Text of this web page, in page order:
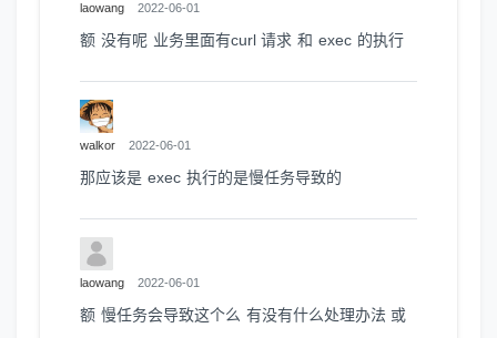
laowang 2022-06-01
额 没有呢 业务里面有curl 请求 和 exec 的执行
walkor 2022-06-01
那应该是 exec 执行的是慢任务导致的
laowang 2022-06-01
额 慢任务会导致这个么 有没有什么处理办法 或